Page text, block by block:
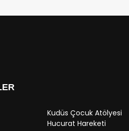
Kudüs Çocuk Atölyesi
Hucurat Hareketi